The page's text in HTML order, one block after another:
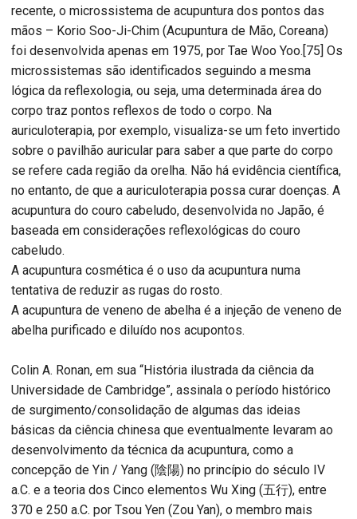
recente, o microssistema de acupuntura dos pontos das
mãos – Korio Soo-Ji-Chim (Acupuntura de Mão, Coreana)
foi desenvolvida apenas em 1975, por Tae Woo Yoo.[75] Os
microssistemas são identificados seguindo a mesma
lógica da reflexologia, ou seja, uma determinada área do
corpo traz pontos reflexos de todo o corpo. Na
auriculoterapia, por exemplo, visualiza-se um feto invertido
sobre o pavilhão auricular para saber a que parte do corpo
se refere cada região da orelha. Não há evidência científica,
no entanto, de que a auriculoterapia possa curar doenças. A
acupuntura do couro cabeludo, desenvolvida no Japão, é
baseada em considerações reflexológicas do couro
cabeludo.
A acupuntura cosmética é o uso da acupuntura numa
tentativa de reduzir as rugas do rosto.
A acupuntura de veneno de abelha é a injeção de veneno de
abelha purificado e diluído nos acupontos.
Colin A. Ronan, em sua “História ilustrada da ciência da
Universidade de Cambridge”, assinala o período histórico
de surgimento/consolidação de algumas das ideias
básicas da ciência chinesa que eventualmente levaram ao
desenvolvimento da técnica da acupuntura, como a
concepção de Yin / Yang (陰陽) no princípio do século IV
a.C. e a teoria dos Cinco elementos Wu Xing (五行), entre
370 e 250 a.C. por Tsou Yen (Zou Yan), o membro mais